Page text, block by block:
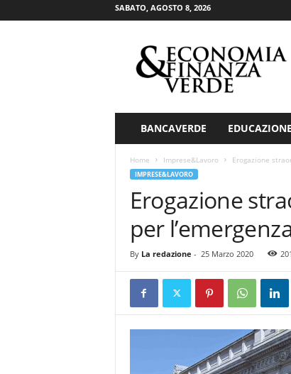
SABATO, AGOSTO 8, 2026
V
d
BANCAVERDE
Home Imprese&Lavoro Erogazione
IMPRESE&LAVORO
Erogazione
per
By La redazione - 25 Marzo 2020